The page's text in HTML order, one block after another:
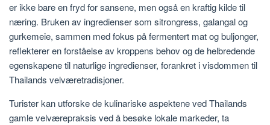
er ikke bare en fryd for sansene, men også en kraftig kilde til
næring. Bruken av ingredienser som sitrongress, galangal og
gurkemeie, sammen med fokus på fermentert mat og buljonger,
reflekterer en forståelse av kroppens behov og de helbredende
egenskapene til naturlige ingredienser, forankret i visdommen til
Thailands velværetradisjoner.
Turister kan utforske de kulinariske aspektene ved Thailands
gamle velværepraksis ved å besøke lokale markeder, ta